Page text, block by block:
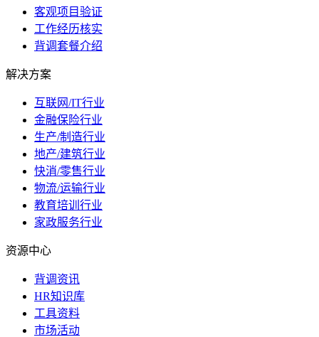
客观项目验证
工作经历核实
背调套餐介绍
解决方案
互联网/IT行业
金融保险行业
生产/制造行业
地产/建筑行业
快消/零售行业
物流/运输行业
教育培训行业
家政服务行业
资源中心
背调资讯
HR知识库
工具资料
市场活动